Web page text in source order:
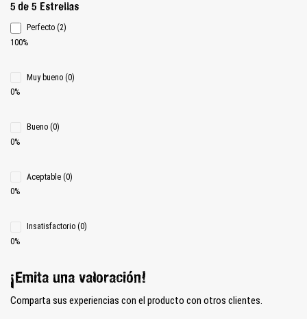
Calificación promedio de 5 de 5 estrellas
5 de 5 Estrellas
Perfecto (2)
100%
Muy bueno (0)
0%
Bueno (0)
0%
Aceptable (0)
0%
Insatisfactorio (0)
0%
¡Emita una valoración!
Comparta sus experiencias con el producto con otros clientes.